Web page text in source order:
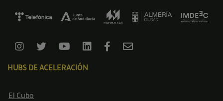
HUBS DE ACELERACIÓN
El Cubo